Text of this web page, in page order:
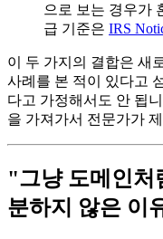
으로 보는 경우가
급 기준은 IRS
이 두 가지의 결합은 새
사례를 본 적이 있다고
다고 가정해서도 안 됩
을 가져가서 전문가가
"그냥 도메인처
분하지 않은 이